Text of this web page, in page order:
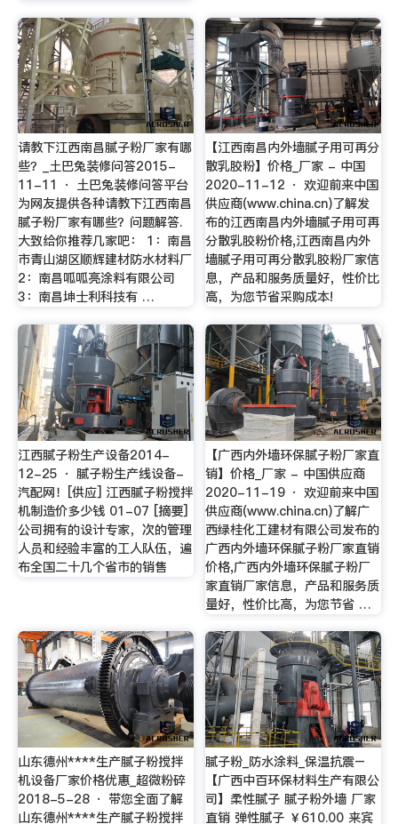
请教下江西南昌腻子粉厂家有哪
些？_土巴兔装修问答2015-
11-11 · 土巴兔装修问答平台
为网友提供各种请教下江西南昌
腻子粉厂家有哪些？问题解答.
大致给你推荐几家吧： 1：南昌
市青山湖区顺辉建材防水材料厂
2：南昌呱呱亮涂料有限公司
3：南昌坤士利科技有 …
【江西南昌内外墙腻子用可再分
散乳胶粉】价格_厂家 - 中国
2020-11-12 · 欢迎前来中国
供应商(www.china.cn)了解发
布的江西南昌内外墙腻子用可再
分散乳胶粉价格,江西南昌内外
墙腻子用可再分散乳胶粉厂家信
息，产品和服务质量好，性价比
高，为您节省采购成本!
江西腻子粉生产设备2014-
12-25 · 腻子粉生产线设备-
汽配网！[供应] 江西腻子粉搅拌
机制造价多少钱 01-07 [摘要]
公司拥有的设计专家，次的管理
人员和经验丰富的工人队伍，遍
布全国二十几个省市的销售
【广西内外墙环保腻子粉厂家直
销】价格_厂家 - 中国供应商
2020-11-19 · 欢迎前来中国
供应商(www.china.cn)了解广
西绿桂化工建材有限公司发布的
广西内外墙环保腻子粉厂家直销
价格,广西内外墙环保腻子粉厂
家直销厂家信息，产品和服务质
量好，性价比高，为您节省 …
山东德州****生产腻子粉搅拌
机设备厂家价格优惠_超微粉碎
2018-5-28 · 带您全面了解
山东德州****生产腻子粉搅拌
腻子粉_防水涂料_保温抗震–
【广西中百环保材料生产有限公
司】柔性腻子 腻子粉外墙 厂家
直销 弹性腻子 ￥610.00 来宾